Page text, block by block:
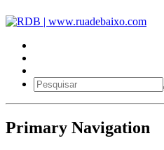
Primary Navigation